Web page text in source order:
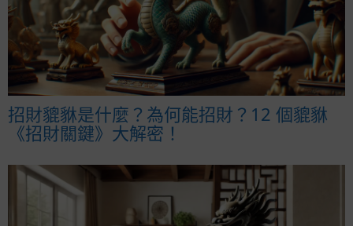
招財貔貅是什麼？為何能招財？12 個貔貅
《招財關鍵》大解密！